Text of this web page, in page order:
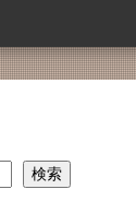
検索